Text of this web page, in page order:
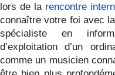
lors de la rencontre
connaître votre foi avec
spécialiste en
d’exploitation d’un
comme un musicien